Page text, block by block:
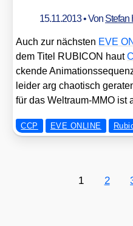
15.11.2013• Von Stefan
Auch zur nächs­ten EVE
dem Titel RUBICON haut
cken­de
lei­der arg chao­tisch
für das Welt­raum-MMO ist
CCP EVE ONLINE
1 2